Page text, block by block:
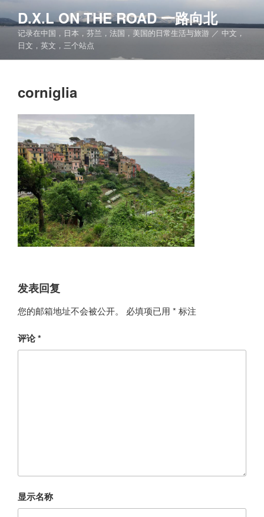
至
D.X.L ON THE ROAD 一路向北
记录在中国，日本，芬兰，法国，美国的日常生活与旅游 ／ 中文，
日文，英文，三个站点
corniglia
发表回复
您的邮箱地址不会被公开。 必填项已用 * 标注
评论*
显示名称